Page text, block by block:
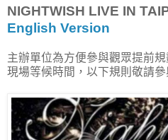
NIGHTWISH LIVE IN
English Version
主辦單位為方便參與觀眾提前
現場等候時間，以下規則敬請參